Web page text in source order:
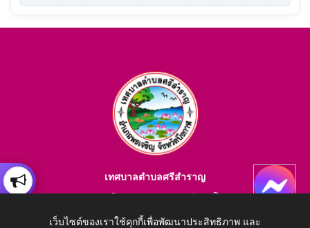
เทศบาลตำบลศรีสำราญ
E-mail : saraban_05380203@dla.go.th
เว็บไซต์ของเราใช้คุกกี้เพื่อพัฒนาประสิทธิภาพ และ